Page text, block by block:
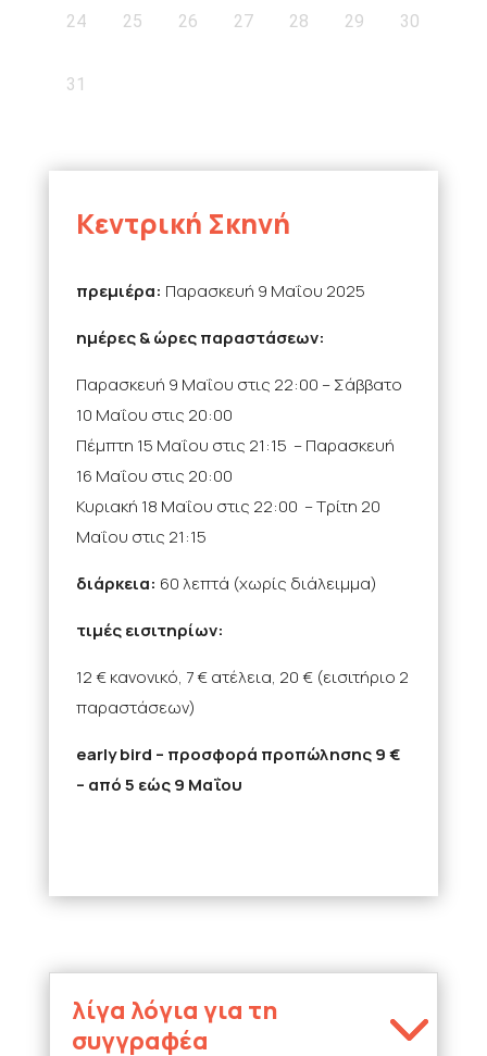
24 25 26 27 28 29 30
31
Κεντρική Σκηνή
πρεμιέρα: Παρασκευή 9 Μαΐου 2025
ημέρες & ώρες παραστάσεων:
Παρασκευή 9 Μαΐου στις 22:00 – Σάββατο
10 Μαΐου στις 20:00
Πέμπτη 15 Μαΐου στις 21:15 – Παρασκευή
16 Μαΐου στις 20:00
Κυριακή 18 Μαΐου στις 22:00 – Τρίτη 20
Μαΐου στις 21:15
διάρκεια: 60 λεπτά (χωρίς διάλειμμα)
τιμές εισιτηρίων:
12 € κανονικό, 7 € ατέλεια, 20 € (εισιτήριο 2
παραστάσεων)
early bird – προσφορά προπώλησης 9 €
– από 5 εώς 9 Μαΐου
λίγα λόγια για τη
συγγραφέα